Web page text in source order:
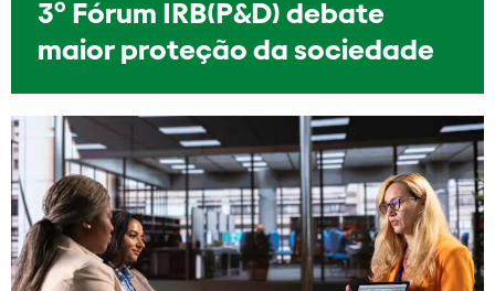
3º Fórum IRB(P&D) debate
maior proteção da sociedade